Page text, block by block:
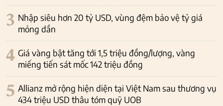
3 Nhập siêu hơn 20 tỷ USD, vùng đệm bảo vệ tỷ giá
mỏng dần
4 Giá vàng bật tăng tới 1,5 triệu đồng/lượng, vàng
miếng tiến sát mốc 142 triệu đồng
5 Allianz mở rộng hiện diện tại Việt Nam sau thương vụ
434 triệu USD thâu tóm quỹ UOB